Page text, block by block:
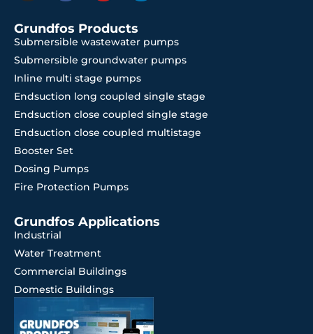
Grundfos Products
Submersible wastewater pumps
Submersible groundwater pumps
Inline multi stage pumps
Endsuction long coupled single stage
Endsuction close coupled single stage
Endsuction close coupled multistage
Booster Set
Dosing Pumps
Fire Protection Pumps
Grundfos Applications
Industrial
Water Treatment
Commercial Buildings
Domestic Buildings